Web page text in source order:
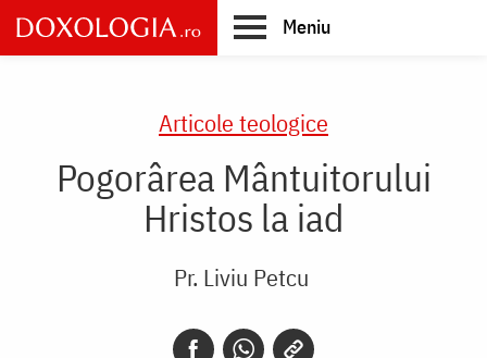
Skip
to
main
Meniu
Articole teologice
Pogorârea Mântuitorului
Hristos la iad
Pr. Liviu Petcu